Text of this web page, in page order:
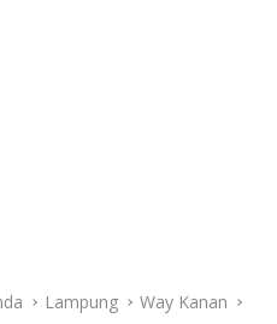
Lampung Way Kanan